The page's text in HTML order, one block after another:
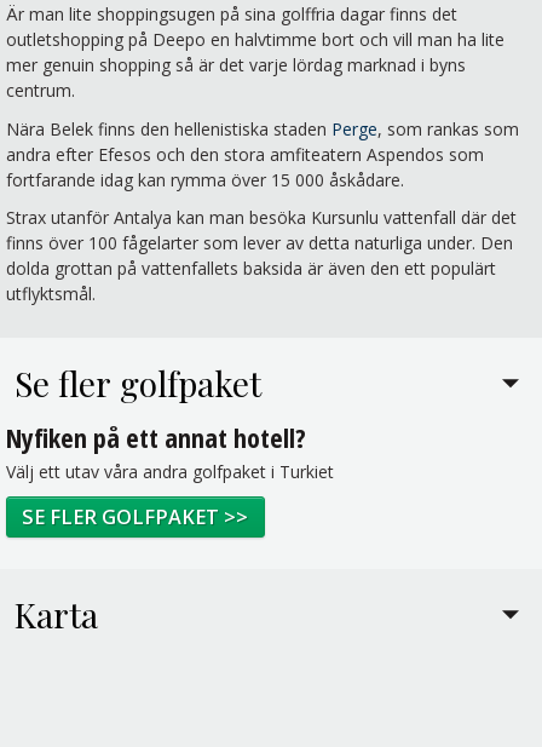
Är man lite shoppingsugen på sina golffria dagar finns det
outletshopping på Deepo en halvtimme bort och vill man ha lite
mer genuin shopping så är det varje lördag marknad i byns
centrum.
Nära Belek finns den hellenistiska staden Perge, som rankas som
andra efter Efesos och den stora amfiteatern Aspendos som
fortfarande idag kan rymma över 15 000 åskådare.
Strax utanför Antalya kan man besöka Kursunlu vattenfall där det
finns över 100 fågelarter som lever av detta naturliga under. Den
dolda grottan på vattenfallets baksida är även den ett populärt
utflyktsmål.
Se fler golfpaket
Nyfiken på ett annat hotell?
Välj ett utav våra andra golfpaket i Turkiet
SE FLER GOLFPAKET >>
Karta